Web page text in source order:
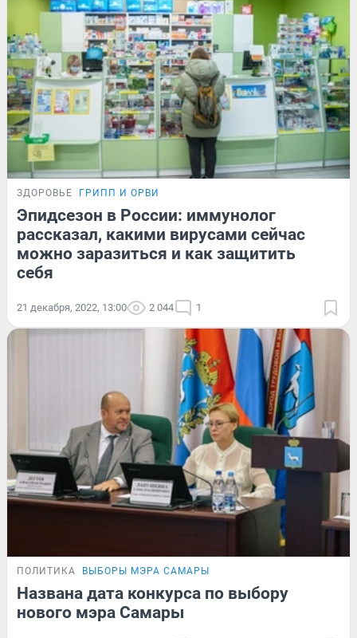
ЗДОРОВЬЕ ГРИПП И ОРВИ
Эпидсезон в России: иммунолог
рассказал, какими вирусами сейчас
можно заразиться и как защитить
себя
21 декабря, 2022, 13:00 2 044 1
ПОЛИТИКА ВЫБОРЫ МЭРА САМАРЫ
Названа дата конкурса по выбору
нового мэра Самары